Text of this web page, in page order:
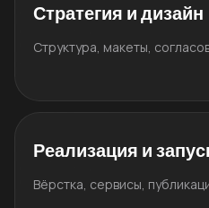
Стратегия и дизайн
Структура, макеты,
Реализация и
Вёрстка, сервисы,